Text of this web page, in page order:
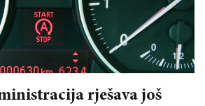
rješava još